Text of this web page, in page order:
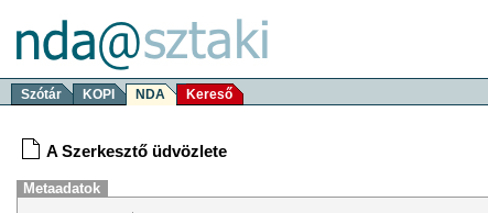
Szótár KOPI NDA Kereső
A Szerkesztő üdvözlete
Metaadatok